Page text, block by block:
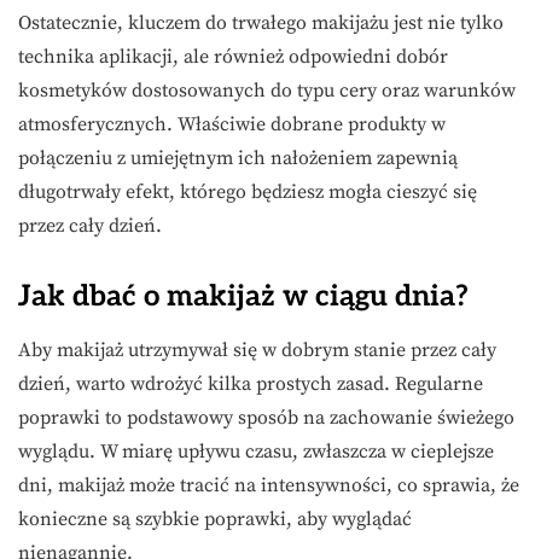
Ostatecznie, kluczem do trwałego makijażu jest nie tylko
technika aplikacji, ale również odpowiedni dobór
kosmetyków dostosowanych do typu cery oraz warunków
atmosferycznych. Właściwie dobrane produkty w
połączeniu z umiejętnym ich nałożeniem zapewnią
długotrwały efekt, którego będziesz mogła cieszyć się
przez cały dzień.
Jak dbać o makijaż w ciągu dnia?
Aby makijaż utrzymywał się w dobrym stanie przez cały
dzień, warto wdrożyć kilka prostych zasad. Regularne
poprawki to podstawowy sposób na zachowanie świeżego
wyglądu. W miarę upływu czasu, zwłaszcza w cieplejsze
dni, makijaż może tracić na intensywności, co sprawia, że
konieczne są szybkie poprawki, aby wyglądać
nienagannie.